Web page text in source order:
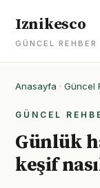
Iznikesco
GÜNCEL REHBER
Anasayfa · Güncel
GÜNCEL
Günlük
keşif